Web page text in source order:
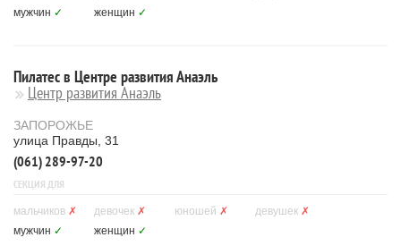
мужчин ✓ женщин ✓
Пилатес в Центре развития Анаэль
Центр развития Анаэль
ЗАПОРОЖЬЕ
улица Правды, 31
(061) 289-97-20
СЕКЦИЯ ДЛЯ
мальчиков ✗ девочек ✗ юношей ✗ девушек ✗
мужчин ✓ женщин ✓